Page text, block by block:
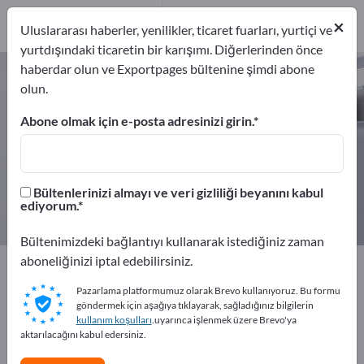
Bariyer teknolojisi – üreticileri ve
Distribütör
3
Üreticiler17
Distribütör3
Exportpages Güvenlik ve koruma
Exportpages'te ücretsiz reklam
verin!
İhtiyaçlar – Teklifler – İkinci El Ürünler – İş İletişim
×
Uluslararası haberler, yenilikler, ticaret fuarları, yurtiçi ve
yurtdışındaki ticaretin bir karışımı. Diğerlerinden önce
haberdar olun ve Exportpages bültenine şimdi abone
olun.
Abone olmak için e-posta adresinizi girin.
Bültenlerinizi almayı ve veri gizliliği beyanını kabul
ediyorum.
Bültenimizdeki bağlantıyı kullanarak istediğiniz zaman
aboneliğinizi iptal edebilirsiniz.
Pazarlama platformumuz olarak Brevo kullanıyoruz. Bu formu
göndermek için aşağıya tıklayarak, sağladığınız bilgilerin
kullanım koşulları.uyarınca işlenmek üzere Brevo'ya
aktarılacağını kabul edersiniz.